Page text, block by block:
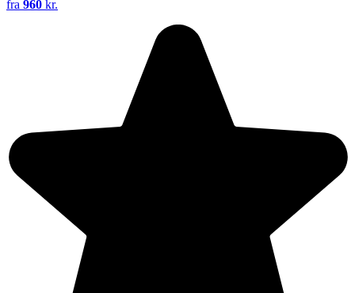
fra 960 kr.